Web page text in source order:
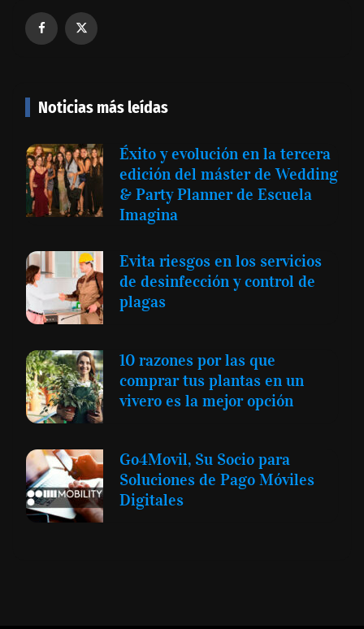
Noticias más leídas
Éxito y evolución en la tercera
edición del máster de Wedding
& Party Planner de Escuela
Imagina
Evita riesgos en los servicios
de desinfección y control de
plagas
10 razones por las que
comprar tus plantas en un
vivero es la mejor opción
Go4Movil, Su Socio para
Soluciones de Pago Móviles
Digitales